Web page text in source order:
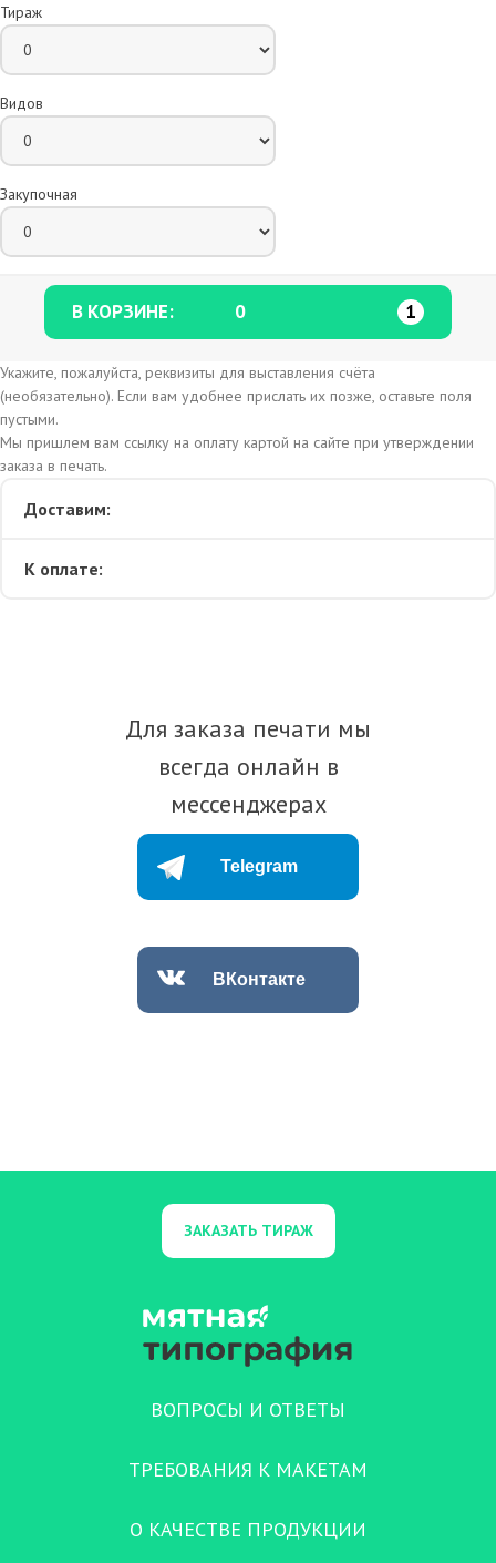
Тираж
Видов
Закупочная
В КОРЗИНЕ: 0 1
Укажите, пожалуйста, реквизиты для выставления счёта
(необязательно). Если вам удобнее прислать их позже, оставьте поля
пустыми.
Мы пришлем вам ссылку на оплату картой на сайте при утверждении
заказа в печать.
Доставим:
К оплате:
ВКонтакте
Telegram
Для заказа печати мы
всегда онлайн в
мессенджерах
ЗАКАЗАТЬ ТИРАЖ
ВОПРОСЫ И ОТВЕТЫ
ТРЕБОВАНИЯ К МАКЕТАМ
О КАЧЕСТВЕ ПРОДУКЦИИ